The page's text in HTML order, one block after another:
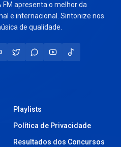
FM apresenta o melhor da
e internacional. Sintonize nos
de qualidade.
Playlists
Política de Privacidade
Resultados dos Concursos